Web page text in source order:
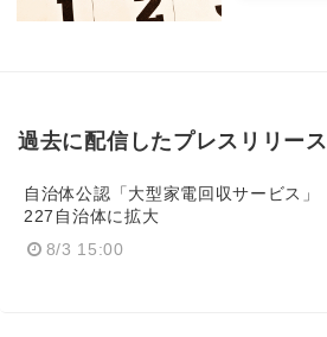
過去に配信したプレスリリース
自治体公認「大型家電回収サービス」
227自治体に拡大
8/3 15:00